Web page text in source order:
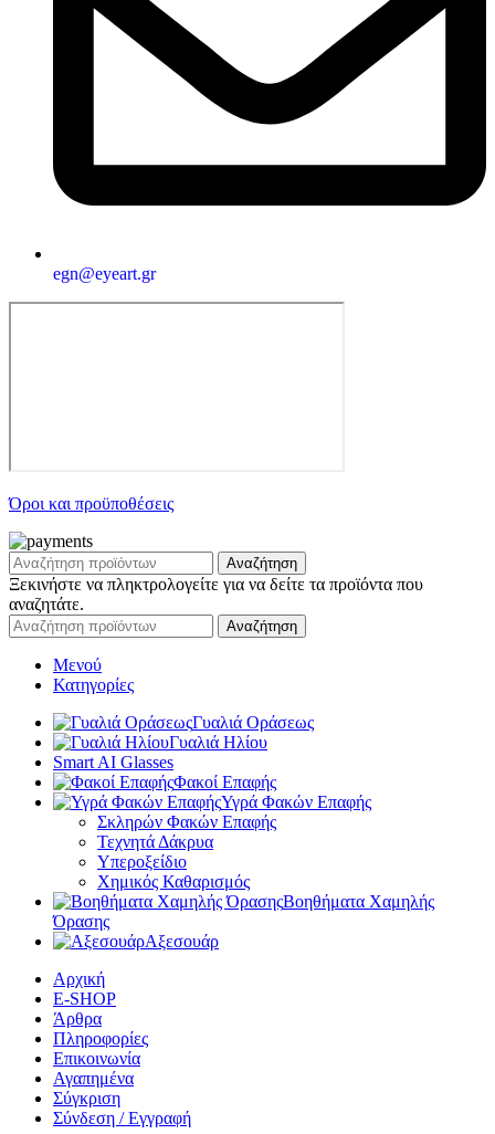
egn@eyeart.gr
Όροι και προϋποθέσεις
Αναζήτηση
Ξεκινήστε να πληκτρολογείτε για να δείτε τα προϊόντα που
αναζητάτε.
Αναζήτηση
Μενού
Κατηγορίες
Γυαλιά Οράσεως
Γυαλιά Ηλίου
Smart AI Glasses
Φακοί Επαφής
Υγρά Φακών Επαφής
Σκληρών Φακών Επαφής
Τεχνητά Δάκρυα
Υπεροξείδιο
Χημικός Καθαρισμός
Βοηθήματα Χαμηλής
Όρασης
Αξεσουάρ
Αρχική
E-SHOP
Άρθρα
Πληροφορίες
Επικοινωνία
Αγαπημένα
Σύγκριση
Σύνδεση / Εγγραφή